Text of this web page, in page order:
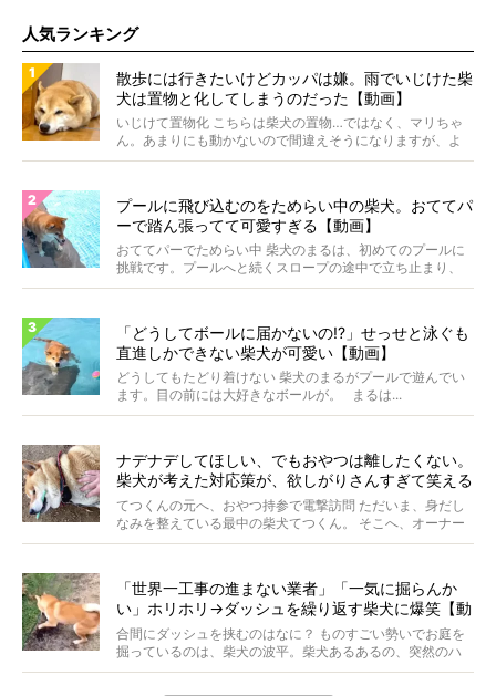
人気ランキング
散歩には行きたいけどカッパは嫌。雨でいじけた柴
犬は置物と化してしまうのだった【動画】
いじけて置物化 こちらは柴犬の置物…ではなく、マリちゃ
ん。あまりにも動かないので間違えそうになりますが、よ
く見...
プールに飛び込むのをためらい中の柴犬。おててパ
ーで踏ん張ってて可愛すぎる【動画】
おててパーでためらい中 柴犬のまるは、初めてのプールに
挑戦です。プールへと続くスロープの途中で立ち止まり、
前足...
「どうしてボールに届かないの!?」せっせと泳ぐも
直進しかできない柴犬が可愛い【動画】
どうしてもたどり着けない 柴犬のまるがプールで遊んでい
ます。目の前には大好きなボールが。 まるは...
ナデナデしてほしい、でもおやつは離したくない。
柴犬が考えた対応策が、欲しがりさんすぎて笑える
【動画】
てつくんの元へ、おやつ持参で電撃訪問 ただいま、身だし
なみを整えている最中の柴犬てつくん。 そこへ、オーナー
さ...
「世界一工事の進まない業者」「一気に掘らんか
い」ホリホリ→ダッシュを繰り返す柴犬に爆笑【動
画】
合間にダッシュを挟むのはなに？ ものすごい勢いでお庭を
掘っているのは、柴犬の波平。柴犬あるあるの、突然のハ
イテ...